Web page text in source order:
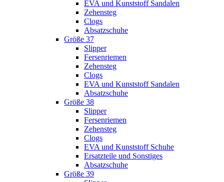
EVA und Kunststoff Sandalen
Zehensteg
Clogs
Absatzschuhe
Größe 37
Slipper
Fersenriemen
Zehensteg
Clogs
EVA und Kunststoff Sandalen
Absatzschuhe
Größe 38
Slipper
Fersenriemen
Zehensteg
Clogs
EVA und Kunststoff Schuhe
Ersatzteile und Sonstiges
Absatzschuhe
Größe 39